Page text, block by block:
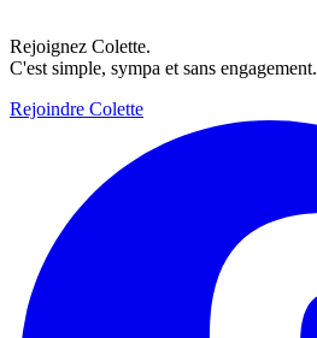
Rejoignez Colette.
C'est simple, sympa et sans engagement.
Rejoindre Colette